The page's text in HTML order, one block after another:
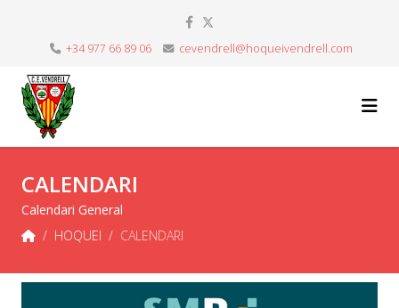
+34 977 66 89 06 cevendrell@hoqueivendrell.com
CALENDARI
Calendari General
HOQUEI
CALENDARI